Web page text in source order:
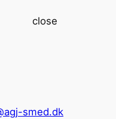
close
smed.dk